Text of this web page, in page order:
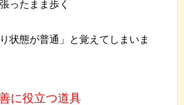
ったまま歩く
状態が普通」と覚えてしまいま
に役立つ道具